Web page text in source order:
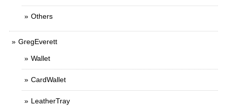
Others
GregEverett
Wallet
CardWallet
LeatherTray